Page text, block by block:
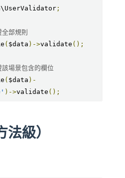
;
部規則
( $data )->validate ();
場景包含的欄位
( $data )-
)->validate ();
級）